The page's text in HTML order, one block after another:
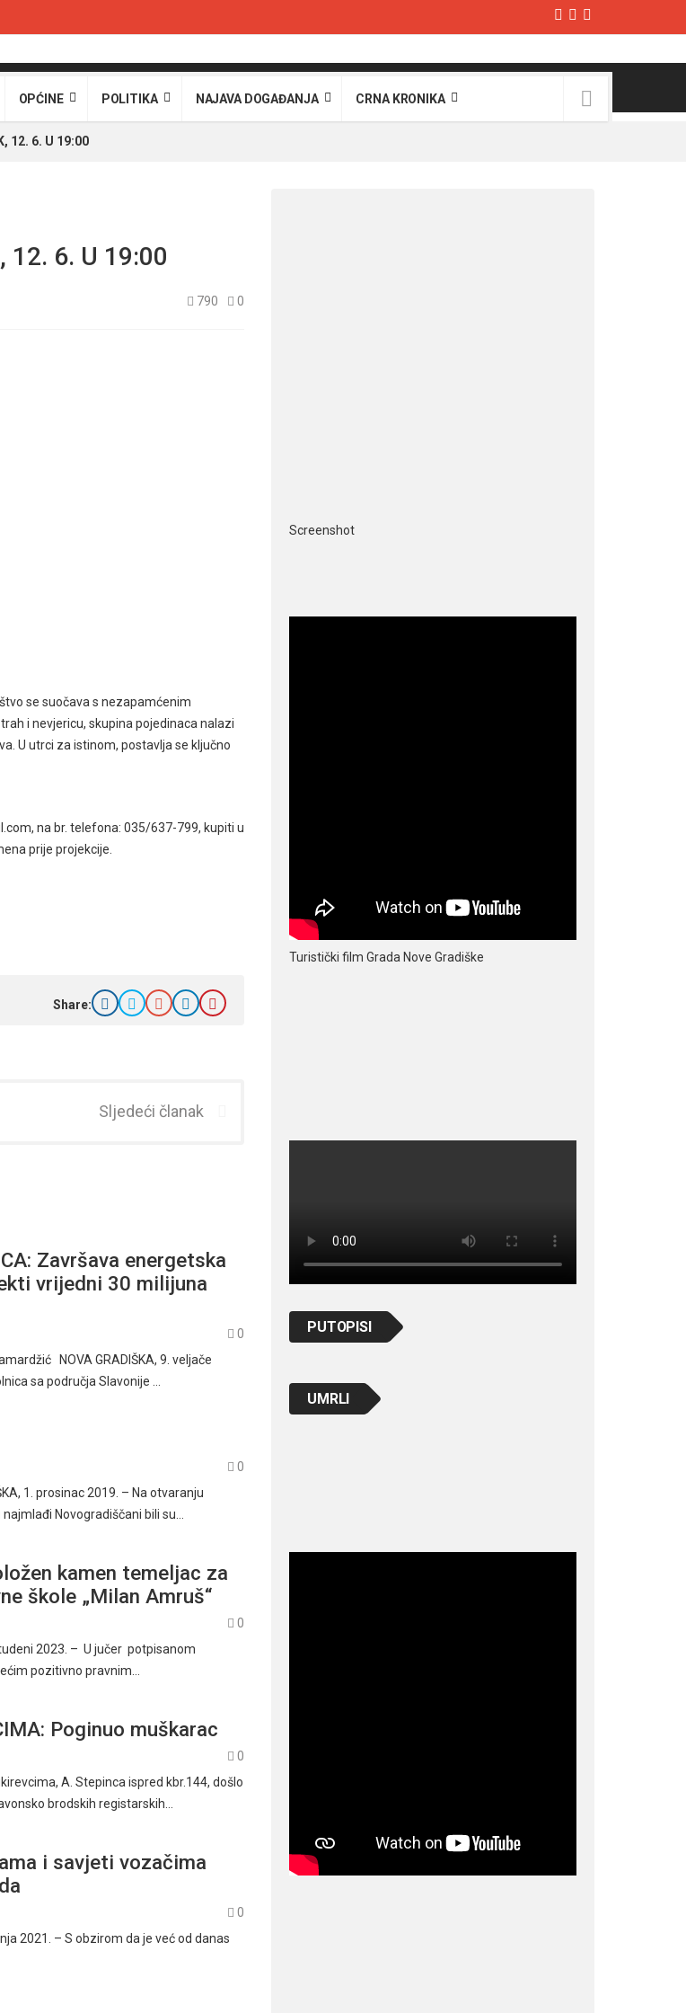
OPĆINE POLITIKA NAJAVA DOGAĐANJA CRNA KRONIKA
12. 6. U 19:00
12. 6. U 19:00
790 0
se suočava s nezapamćenim
i nevjericu, skupina pojedinaca nalazi
U utrci za istinom, postavlja se ključno
na br. telefona: 035/637-799, kupiti u
prije projekcije.
Share:
Sljedeći članak
Završava energetska
vrijedni 30 milijuna
0
NOVA GRADIŠKA, 9. veljače
sa područja Slavonije …
0
1. prosinac 2019. – Na otvaranju
Novogradiščani bili su…
kamen temeljac za
škole „Milan Amruš“
0
2023. – U jučer potpisanom
pozitivno pravnim…
Poginuo muškarac
0
A. Stepinca ispred kbr.144, došlo
brodskih registarskih…
i savjeti vozačima
0
2021. – S obzirom da je već od danas
Screenshot
Turistički film Grada Nove Gradiške
PUTOPISI
UMRLI